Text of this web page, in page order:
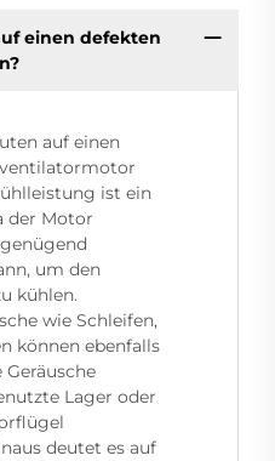
einen defekten
auf einen
ist ein
der Motor
um den
kühlen.
wie Schleifen,
können ebenfalls
Geräusche
Lager oder
deutet es auf